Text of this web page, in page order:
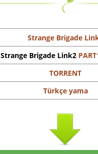
Strange Brigade
Strange Brigade Link2
TORRENT
Türkçe yama